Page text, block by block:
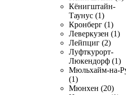
Кёнигштайн-
Таунус (1)
Кронберг (1)
Леверкузен (1)
Лейпциг (2)
Луфткурорт-
Люкендорф (1)
Мюльхайм-на-
(1)
Мюнхен (20)